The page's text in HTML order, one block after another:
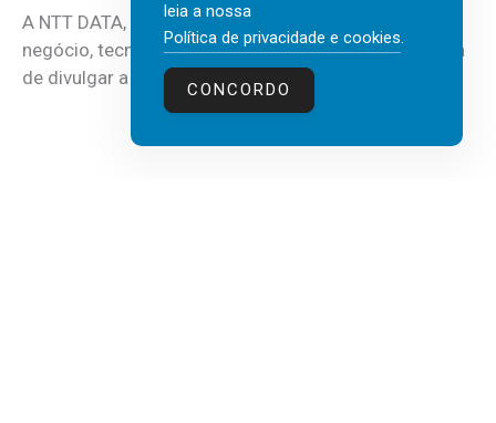
A NTT DATA, consultora global em serviços de
negócio, tecnologia e inteligência artificial (IA), acaba
de divulgar a mais recente...
leia a nossa
Política de privacidade e cookies.
CONCORDO